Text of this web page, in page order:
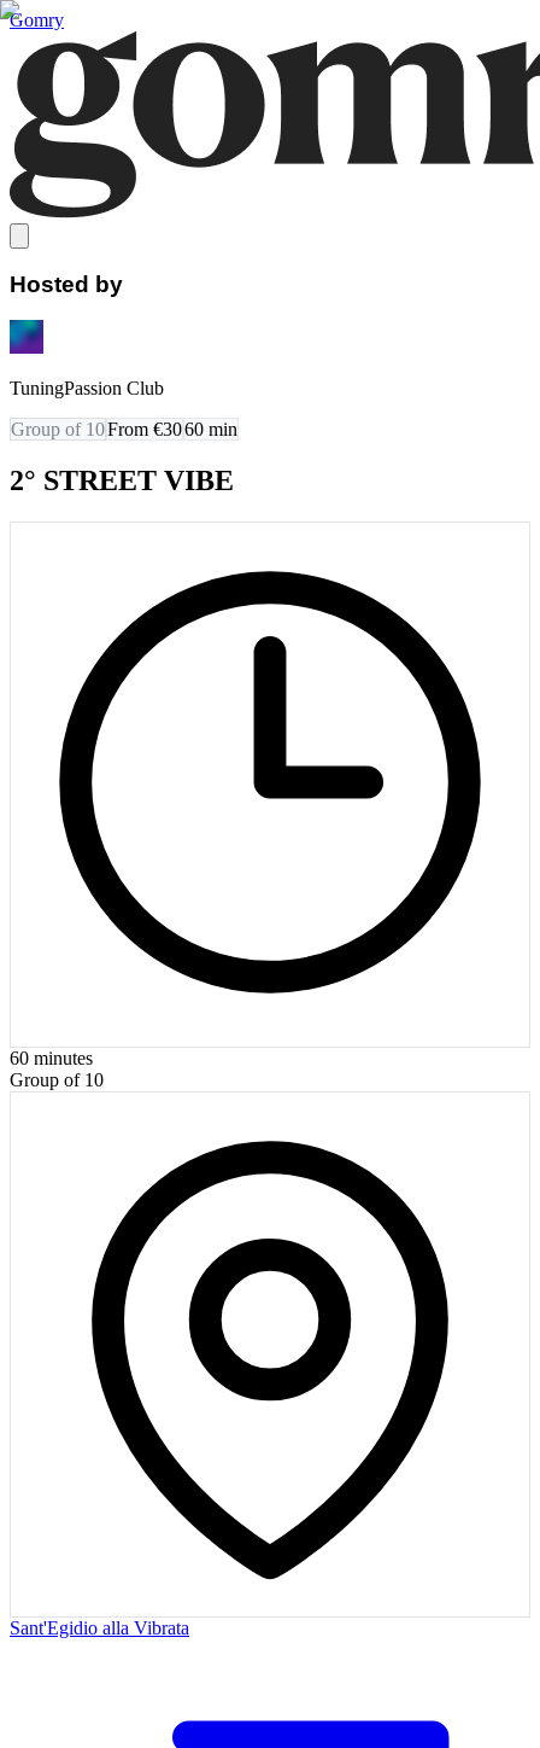
Gomry
Hosted by
TuningPassion Club
Group of 10From €3060 min
2° STREET VIBE
60 minutes
Group of 10
Sant'Egidio alla Vibrata